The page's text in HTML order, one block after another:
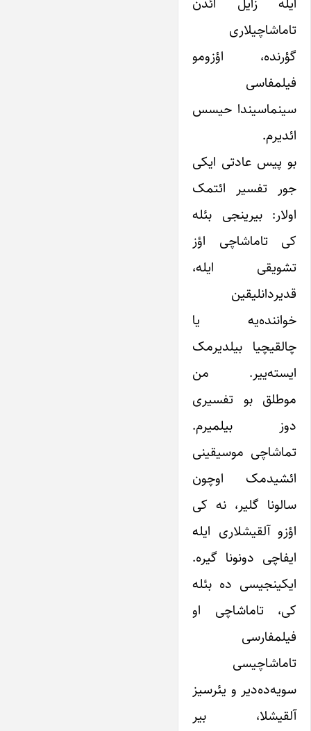
تاماشاچیلاری
گؤرنده، اؤزومو
فیلمفاسی
سینماسیندا حیسس
ائدیرم.
بو پیس عادتی ایکی
جور تفسیر ائتمک
اولار: بیرینجی بئله
کی تاماشاچی اؤز
تشویقی ایله،
قدیردانلیقین
خواننده‌یه یا
چالقیچیا بیلدیرمک
ایسته‌ییر. من
موطلق بو تفسیری
دوز بیلمیرم.
تماشاچی موسیقینی
ائشیدمک اوچون
سالونا گلیر، نه کی
اؤزو آلقیشلاری ایله
ایفاچی دونونا گیره.
ایکینجیسی ده بئله
کی، تاماشاچی او
فیلمفارسی
تاماشاچیسی
سویه‌ده‌دیر و یئرسیز
آلقیشلا، بیر